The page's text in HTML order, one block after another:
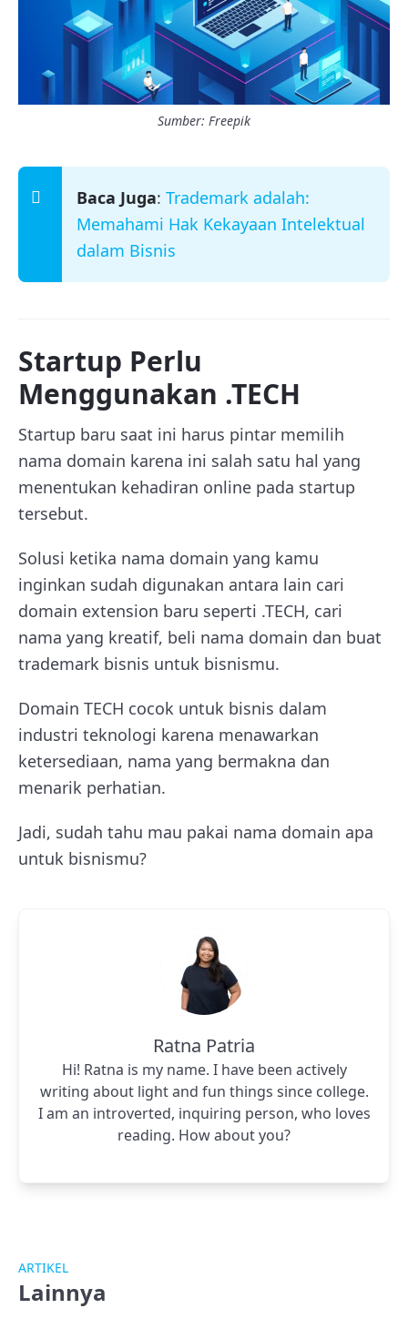
Sumber: Freepik
Baca Juga: Trademark adalah:
Memahami Hak Kekayaan Intelektual
dalam Bisnis
Startup Perlu
Menggunakan .TECH
Startup baru saat ini harus pintar memilih
nama domain karena ini salah satu hal yang
menentukan kehadiran online pada startup
tersebut.
Solusi ketika nama domain yang kamu
inginkan sudah digunakan antara lain cari
domain extension baru seperti .TECH, cari
nama yang kreatif, beli nama domain dan buat
trademark bisnis untuk bisnismu.
Domain TECH cocok untuk bisnis dalam
industri teknologi karena menawarkan
ketersediaan, nama yang bermakna dan
menarik perhatian.
Jadi, sudah tahu mau pakai nama domain apa
untuk bisnismu?
Ratna Patria
Hi! Ratna is my name. I have been actively
writing about light and fun things since college.
I am an introverted, inquiring person, who loves
reading. How about you?
ARTIKEL
Lainnya